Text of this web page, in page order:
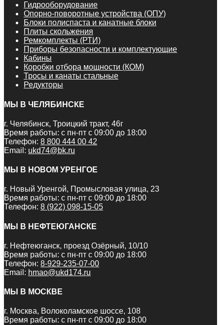
Гидрооборудование
Опорно-поворотные устройства (ОПУ)
Блоки полиспаста и канатные блоки
Плиты скольжения
Ремкомплекты (РТИ)
Приборы безопасности и комплектующие
Кабины
Коробки отбора мощности (КОМ)
Тросы и канаты стальные
Редукторы
МЫ В ЧЕЛЯБИНСКЕ
г. Челябинск, Троицкий тракт, 46г
Время работы: с пн-пт с 09:00 до 18:00
Телефон: 8 800 444 00 42
Email: ukd74@bk.ru
МЫ В НОВОМ УРЕНГОЕ
г. Новый Уренгой, Промысловая улица, 23
Время работы: с пн-пт с 09:00 до 18:00
Телефон: 8 (922) 098-15-05
МЫ В НЕФТЕЮГАНСКЕ
г. Нефтеюганск, проезд Озёрный, 10/10
Время работы: с пн-пт с 09:00 до 18:00
Телефон: 8-929-235-07-00
Email: hmao@ukd174.ru
МЫ В МОСКВЕ
г. Москва, Волоколамское шоссе, 108
Время работы: с пн-пт с 09:00 до 18:00